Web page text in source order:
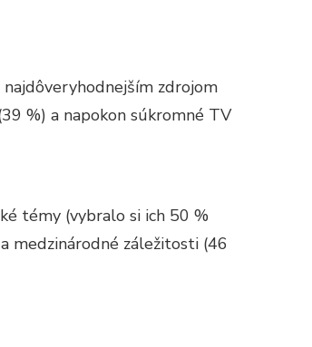
zdrojom
%) a napokon súkromné TV
témy (vybralo si ich 50 %
medzinárodné záležitosti (46